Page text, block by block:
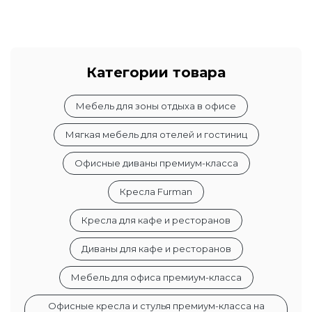
Категории товара
Мебель для зоны отдыха в офисе
Мягкая мебель для отелей и гостиниц
Офисные диваны премиум-класса
Кресла Furman
Кресла для кафе и ресторанов
Диваны для кафе и ресторанов
Мебель для офиса премиум-класса
Офисные кресла и стулья премиум-класса на